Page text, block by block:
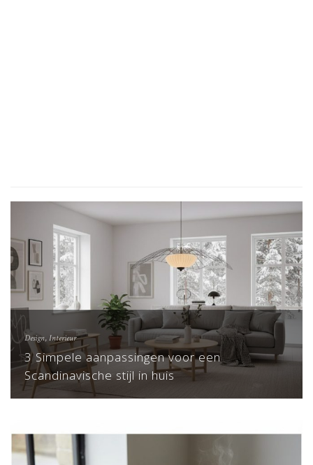
Design, Interieur
3 Simpele aanpassingen voor een
Scandinavische stijl in huis